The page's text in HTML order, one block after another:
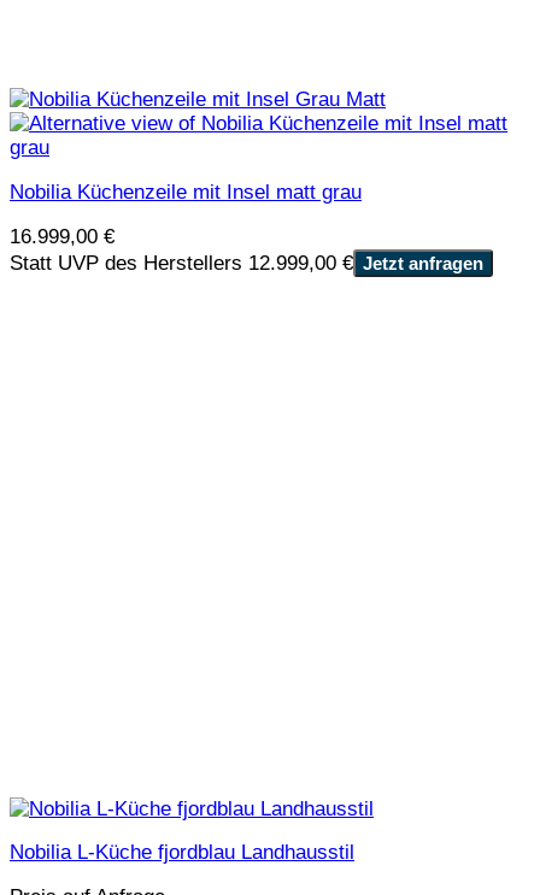
Nobilia Küchenzeile mit Insel matt grau
16.999,00 €
Statt UVP des Herstellers 12.999,00 € Jetzt anfragen
Nobilia L-Küche fjordblau Landhausstil